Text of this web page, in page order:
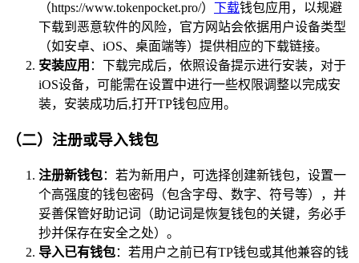
（https://www.tokenpocket.pro/） 下载钱包应用，以规避
下载到恶意软件的风险，官方网站会依据用户设备类型
（如安卓、iOS、桌面端等）提供相应的下载链接。
安装应用 ：下载完成后，依照设备提示进行安装，对于
iOS设备，可能需在设置中进行一些权限调整以完成安
装，安装成功后,打开TP钱包应用。
（二）注册或导入钱包
注册新钱包：若为新用户，可选择创建新钱包，设置一
个高强度的钱包密码（包含字母、数字、符号等），并
妥善保管好助记词（助记词是恢复钱包的关键，务必手
抄并保存在安全之处）。
导入已有钱包：若用户之前已有TP钱包或其他兼容的钱